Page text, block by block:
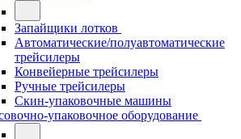
Запайщики лотков
Автоматические/полуавтоматические
трейсилеры
Конвейерные трейсилеры
Ручные трейсилеры
Скин-упаковочные машины
упаковочное оборудование